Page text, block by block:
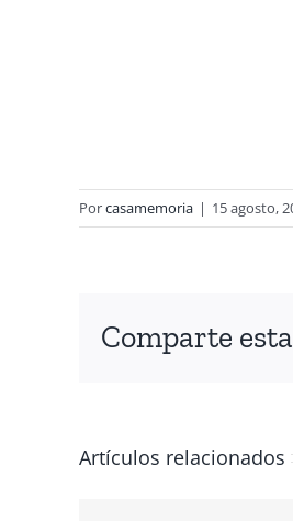
Porcasamemoria | 15 agosto,
Comparte
Artículos relacionados